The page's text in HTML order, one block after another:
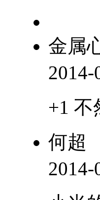
金属
2014-
+1 不
何超
2014-